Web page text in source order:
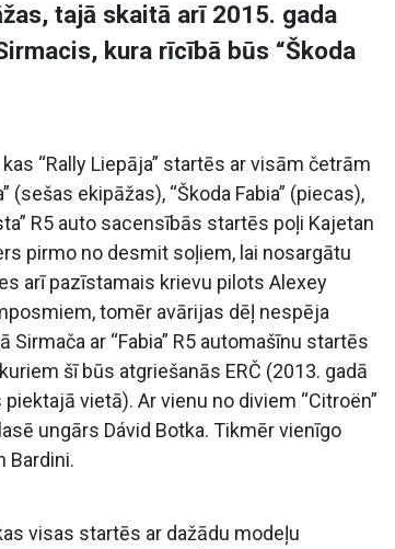
tajā skaitā arī 2015. gada
kura rīcībā būs “Škoda
“Rally Liepāja” startēs ar visām četrām
ekipāžas), “Škoda Fabia” (piecas),
R5 auto sacensībās startēs poļi Kajetan
pirmo no desmit soļiem, lai nosargātu
arī pazīstamais krievu pilots Alexey
tomēr avārijas dēļ nespēja
ar “Fabia” R5 automašīnu startēs
šī būs atgriešanās ERČ (2013. gadā
vietā). Ar vienu no diviem “Citroën”
ungārs Dávid Botka. Tikmēr vienīgo
Bardini.
visas startēs ar dažādu modeļu